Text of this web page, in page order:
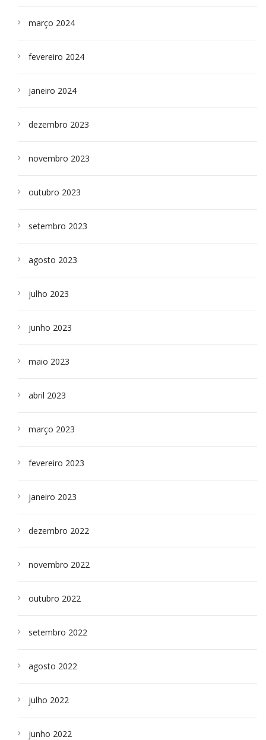
março 2024
fevereiro 2024
janeiro 2024
dezembro 2023
novembro 2023
outubro 2023
setembro 2023
agosto 2023
julho 2023
junho 2023
maio 2023
abril 2023
março 2023
fevereiro 2023
janeiro 2023
dezembro 2022
novembro 2022
outubro 2022
setembro 2022
agosto 2022
julho 2022
junho 2022